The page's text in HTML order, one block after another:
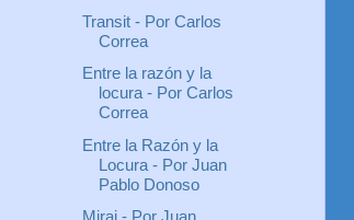
Transit - Por Carlos
Correa
Entre la razón y la
locura - Por Carlos
Correa
Entre la Razón y la
Locura - Por Juan
Pablo Donoso
Mirai - Por Juan